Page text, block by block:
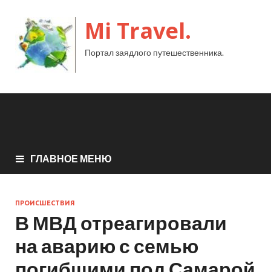
Mi Travel.
Портал заядлого путешественника.
ГЛАВНОЕ МЕНЮ
ПРОИСШЕСТВИЯ
В МВД отреагировали
на аварию с семью